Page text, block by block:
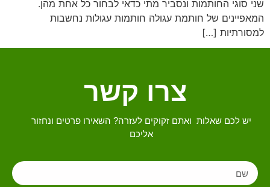
שני סוגי החותמות ונסביר מתי כדאי לבחור כל אחת מהן.
המאפיינים של חותמת עגולה חותמות עגולות נחשבות
למסורתיות […]
צרו קשר
יש לכם שאלות ואתם זקוקים לעזרה? השאירו פרטים ונחזור
אליכם